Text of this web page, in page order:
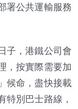
署公共運輸服務
子，港鐵公司會
，按實際需要加
候命，盡快接載
特別巴士路線，